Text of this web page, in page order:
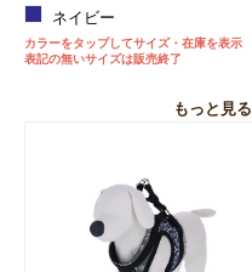
ネイビー
カラーをタップしてサイズ・在庫を表示
表記の無いサイズは販売終了
もっと見る